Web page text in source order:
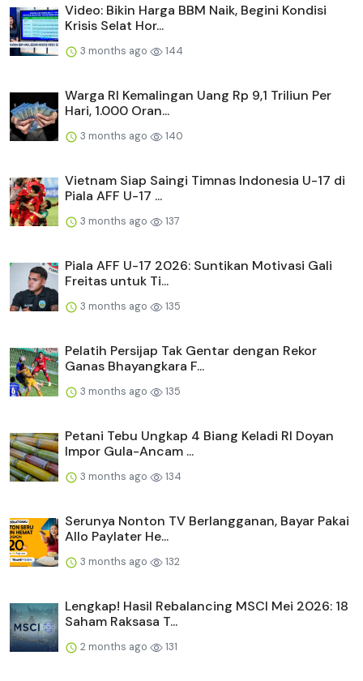
Video: Bikin Harga BBM Naik, Begini Kondisi
Krisis Selat Hor...
3 months ago 144
Warga RI Kemalingan Uang Rp 9,1 Triliun Per
Hari, 1.000 Oran...
3 months ago 140
Vietnam Siap Saingi Timnas Indonesia U-17 di
Piala AFF U-17 ...
3 months ago 137
Piala AFF U-17 2026: Suntikan Motivasi Gali
Freitas untuk Ti...
3 months ago 135
Pelatih Persijap Tak Gentar dengan Rekor
Ganas Bhayangkara F...
3 months ago 135
Petani Tebu Ungkap 4 Biang Keladi RI Doyan
Impor Gula-Ancam ...
3 months ago 134
Serunya Nonton TV Berlangganan, Bayar Pakai
Allo Paylater He...
3 months ago 132
Lengkap! Hasil Rebalancing MSCI Mei 2026: 18
Saham Raksasa T...
2 months ago 131